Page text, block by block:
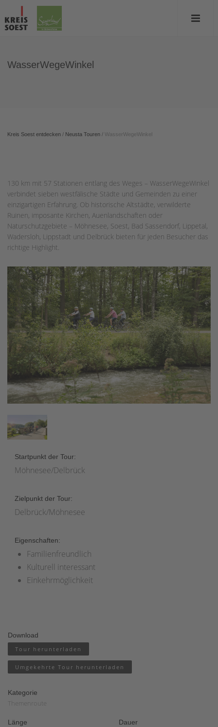
WasserWegeWinkel
Kreis Soest entdecken / Neusta Touren / WasserWegeWinkel
130 km mit 57 Stationen entlang des Weges – WasserWegeWinkel
verbindet sieben westfälische Städte und Gemeinden zu einer
einzigartigen Erfahrung. Ob historische Altstädte, verwilderte
Ruinen, imposante Kirchen, Auenlandschaften oder
Naturschutzgebiete – Möhnesee, Soest, Bad Sassendorf, Lippetal,
Wadersloh, Lippstadt und Delbrück bieten für jeden Besucher das
richtige Highlight.
Startpunkt der Tour:
Möhnesee/Delbrück
Zielpunkt der Tour:
Delbrück/Möhnesee
Eigenschaften:
Familienfreundlich
Kulturell interessant
Einkehrmöglichkeit
Download
Tour herunterladen
Umgekehrte Tour herunterladen
Kategorie
Themenroute
Länge Dauer